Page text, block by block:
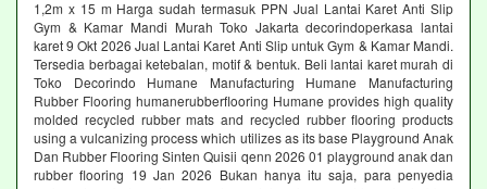
1,2m x 15 m Harga sudah termasuk PPN Jual Lantai Karet Anti Slip
Gym & Kamar Mandi Murah Toko Jakarta decorindoperkasa lantai
karet 9 Okt 2026 Jual Lantai Karet Anti Slip untuk Gym & Kamar Mandi.
Tersedia berbagai ketebalan, motif & bentuk. Beli lantai karet murah di
Toko Decorindo Humane Manufacturing Humane Manufacturing
Rubber Flooring humanerubberflooring Humane provides high quality
molded recycled rubber mats and recycled rubber flooring products
using a vulcanizing process which utilizes as its base Playground Anak
Dan Rubber Flooring Sinten Quisii qenn 2026 01 playground anak dan
rubber flooring 19 Jan 2026 Bukan hanya itu saja, para penyedia